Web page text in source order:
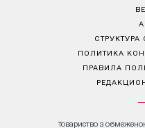
ПОЛИТИКА
ПРАВИЛА
Товариство з